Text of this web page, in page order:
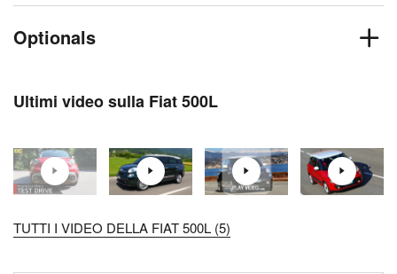
Optionals
Ultimi video sulla Fiat 500L
TUTTI I VIDEO DELLA FIAT 500L (5)